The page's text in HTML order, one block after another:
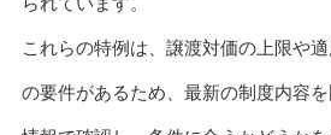
これらの特例は、譲渡対価の上限や
の要件があるため、最新の制度内容